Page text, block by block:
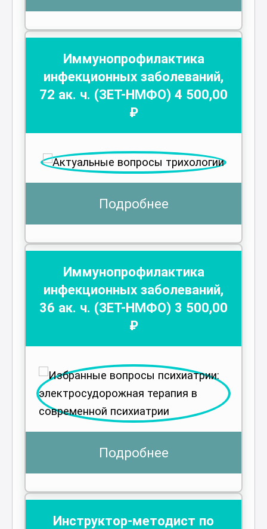
Иммунопрофилактика
инфекционных заболеваний,
72 ак. ч. (ЗЕТ-НМФО) 4 500,00
₽
Подробнее
Иммунопрофилактика
инфекционных заболеваний,
36 ак. ч. (ЗЕТ-НМФО) 3 500,00
₽
Подробнее
Инструктор-методист по